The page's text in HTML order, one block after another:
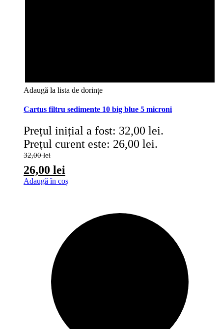
Adaugă la lista de dorințe
Cartus filtru sedimente 10 big blue 5 microni
32,00lei
Prețul inițial a fost: 32,00 lei.
26,00 lei
Prețul curent este: 26,00 lei.
Adaugă în coș